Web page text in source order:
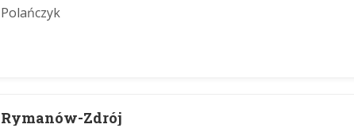
Polańczyk
Rymanów-Zdrój